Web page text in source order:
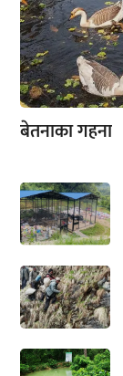
बेतनाका गहना